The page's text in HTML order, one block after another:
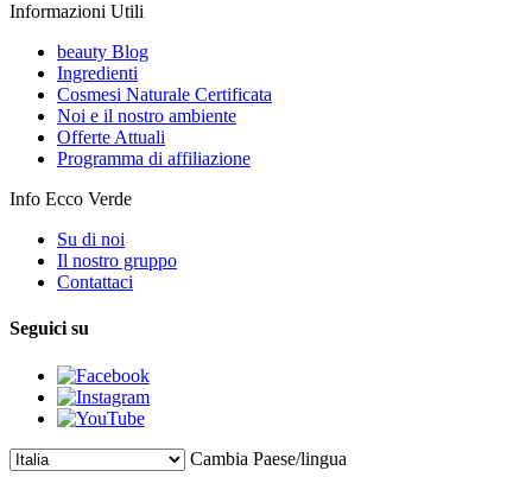
Informazioni Utili
beauty Blog
Ingredienti
Cosmesi Naturale Certificata
Noi e il nostro ambiente
Offerte Attuali
Programma di affiliazione
Info Ecco Verde
Su di noi
Il nostro gruppo
Contattaci
Seguici su
Cambia Paese/lingua